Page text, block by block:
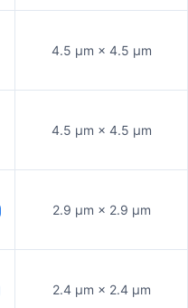
4.5 µm × 4.5 µm
4.5 µm × 4.5 µm
2.9 µm × 2.9 µm
2.4 µm × 2.4 µm